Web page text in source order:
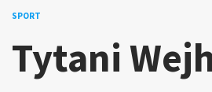
SPORT
Tytani